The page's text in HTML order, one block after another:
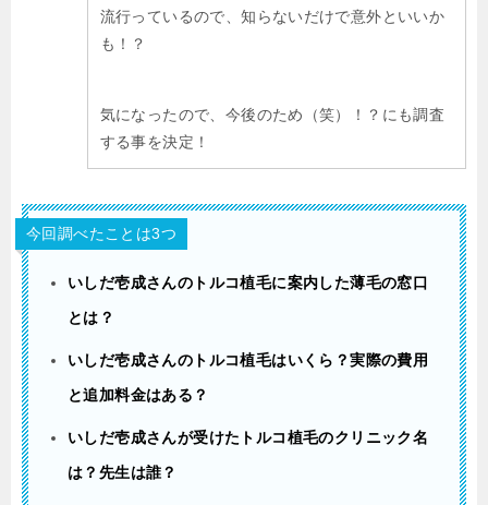
流行っているので、知らないだけで意外といいか
も！？
気になったので、今後のため（笑）！？にも調査
する事を決定！
今回調べたことは3つ
いしだ壱成さんのトルコ植毛に案内した薄毛の窓口
とは？
いしだ壱成さんのトルコ植毛はいくら？実際の費用
と追加料金はある？
いしだ壱成さんが受けたトルコ植毛のクリニック名
は？先生は誰？